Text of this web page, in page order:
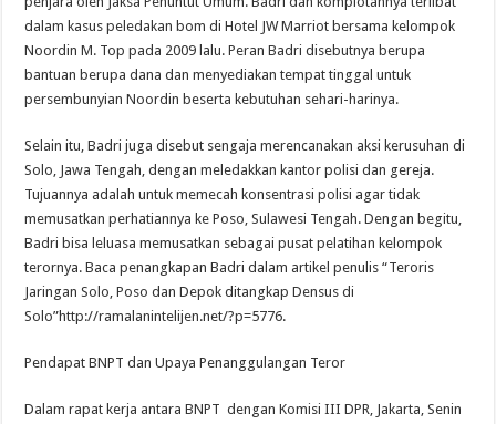
dalam kasus peledakan bom di Hotel JW Marriot bersama kelompok
Noordin M. Top pada 2009 lalu. Peran Badri disebutnya berupa
bantuan berupa dana dan menyediakan tempat tinggal untuk
persembunyian Noordin beserta kebutuhan sehari-harinya.
Selain itu, Badri juga disebut sengaja merencanakan aksi kerusuhan di
Solo, Jawa Tengah, dengan meledakkan kantor polisi dan gereja.
Tujuannya adalah untuk memecah konsentrasi polisi agar tidak
memusatkan perhatiannya ke Poso, Sulawesi Tengah. Dengan begitu,
Badri bisa leluasa memusatkan sebagai pusat pelatihan kelompok
terornya. Baca penangkapan Badri dalam artikel penulis “Teroris
Jaringan Solo, Poso dan Depok ditangkap Densus di
Solo”http://ramalanintelijen.net/?p=5776.
Pendapat BNPT dan Upaya Penanggulangan Teror
Dalam rapat kerja antara BNPT dengan Komisi III DPR, Jakarta, Senin